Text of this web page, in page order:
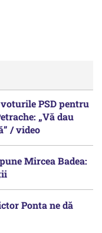
PSD pentru
„Vă dau
/ video
Mircea Badea:
Ponta ne dă